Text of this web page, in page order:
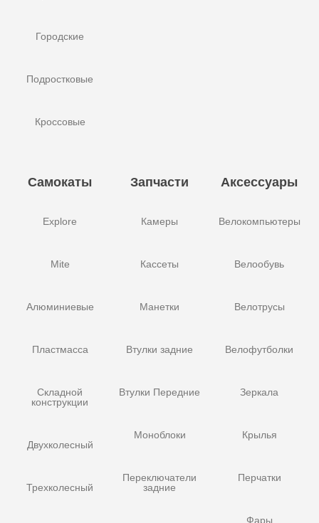
Городские
Подростковые
Кроссовые
Самокаты
Explore
Mite
Алюминиевые
Пластмасса
Складной
конструкции
Двухколесный
Трехколесный
Запчасти
Камеры
Кассеты
Манетки
Втулки задние
Втулки Передние
Моноблоки
Переключатели
задние
Аксессуары
Велокомпьютеры
Велообувь
Велотрусы
Велофутболки
Зеркала
Крылья
Перчатки
Фары